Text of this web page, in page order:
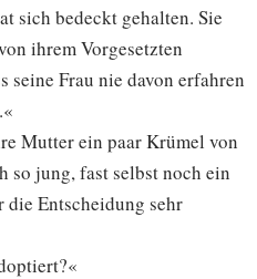
sich bedeckt gehalten. Sie
ihrem Vorgesetzten
seine Frau nie davon erfahren
Mutter ein paar Krümel von
so jung, fast selbst noch ein
Entscheidung sehr